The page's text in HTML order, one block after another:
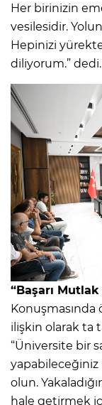
Her birinizin
vesilesidir.
Hepinizi
diliyorum.” dedi.
“Başarı
Konuşmasında
ilişkin olarak ta
“Üniversite bir
yapabileceğiniz
olun.
hale getirmek